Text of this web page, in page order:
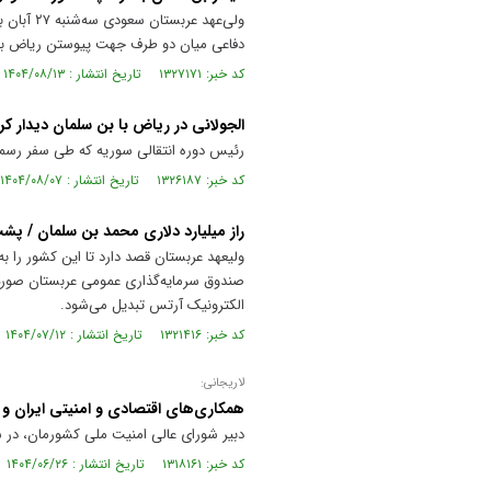
دفاعی میان دو طرف جهت پیوستن ریاض
کد خبر: ۱۳۲۷۱۷۱ تاریخ انتشار : ۱۴۰۴/۰۸/۱۳
الجولانی در ریاض با بن سلمان دیدار
رئیس دوره انتقالی سوریه که طی سفر
کد خبر: ۱۳۲۶۱۸۷ تاریخ انتشار : ۱۴۰۴/۰۸/۰۷
راز میلیارد دلاری محمد بن سلمان /
صندوق سرمایه‌گذاری عمومی عربستان
الکترونیک آرتس تبدیل می‌شود.
کد خبر: ۱۳۲۱۴۱۶ تاریخ انتشار : ۱۴۰۴/۰۷/۱۲
لاریجانی:
همکاری‌های اقتصادی و امنیتی
دبیر شورای عالی امنیت ملی کشورمان،
کد خبر: ۱۳۱۸۱۶۱ تاریخ انتشار : ۱۴۰۴/۰۶/۲۶